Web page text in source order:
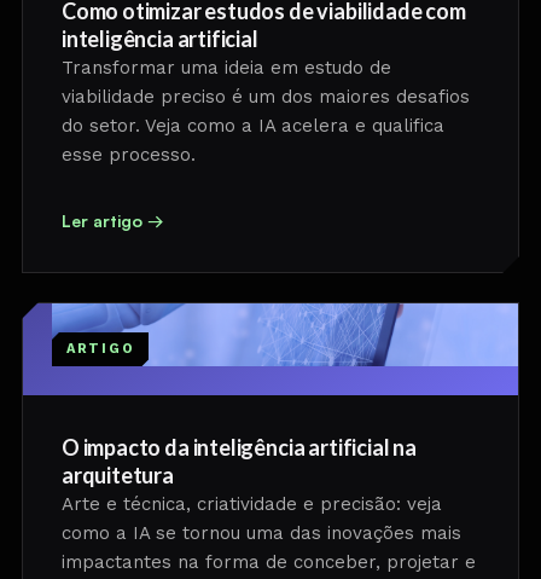
Como otimizar estudos de viabilidade com
inteligência artificial
Transformar uma ideia em estudo de
viabilidade preciso é um dos maiores desafios
do setor. Veja como a IA acelera e qualifica
esse processo.
Ler artigo →
ARTIGO
O impacto da inteligência artificial na
arquitetura
Arte e técnica, criatividade e precisão: veja
como a IA se tornou uma das inovações mais
impactantes na forma de conceber, projetar e